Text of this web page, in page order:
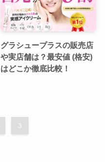
グラシュープラスの販売店
や実店舗は？最安値 (格安)
はどこか徹底比較！
3